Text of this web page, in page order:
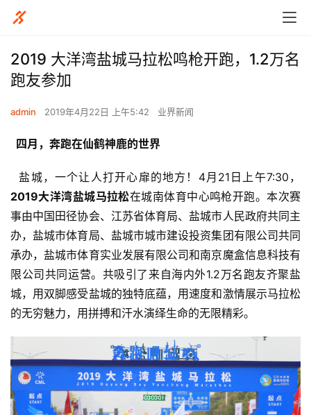
2019 大洋湾盐城马拉松鸣枪开跑，1.2万名
跑友参加
admin 2019年4月22日 上午5:42 业界新闻
四月，奔跑在仙鹤神鹿的世界
盐城，一个让人打开心扉的地方！4月21日上午7:30，
2019大洋湾盐城马拉松在城南体育中心鸣枪开跑。本次赛
事由中国田径协会、江苏省体育局、盐城市人民政府共同主
办，盐城市体育局、盐城市城市建设投资集团有限公司共同
承办，盐城市体育实业发展有限公司和南京魔盒信息科技有
限公司共同运营。共吸引了来自海内外1.2万名跑友齐聚盐
城，用双脚感受盐城的独特底蕴，用速度和激情展示马拉松
的无穷魅力，用拼搏和汗水演绎生命的无限精彩。